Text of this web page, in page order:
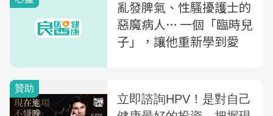
亂發脾氣、性騷擾護士的
惡魔病人… 一個「臨時兒
子」，讓他重新學到愛